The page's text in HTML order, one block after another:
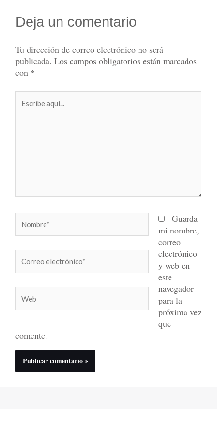
Deja un comentario
Tu dirección de correo electrónico no será
publicada. Los campos obligatorios están marcados
con *
aquí...
electrónico*
Guarda
mi nombre,
correo
electrónico
y web en
este
navegador
para la
próxima vez
que
comente.